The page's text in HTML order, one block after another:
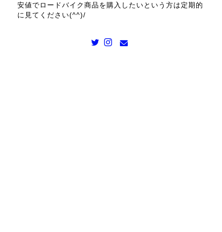
安値でロードバイク商品を購入したいという方は定期的
に見てください(^^)/